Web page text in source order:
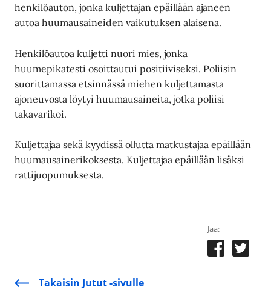
henkilöauton, jonka kuljettajan epäillään ajaneen
autoa huumausaineiden vaikutuksen alaisena.
Henkilöautoa kuljetti nuori mies, jonka
huumepikatesti osoittautui positiiviseksi. Poliisin
suorittamassa etsinnässä miehen kuljettamasta
ajoneuvosta löytyi huumausaineita, jotka poliisi
takavarikoi.
Kuljettajaa sekä kyydissä ollutta matkustajaa epäillään
huumausainerikoksesta. Kuljettajaa epäillään lisäksi
rattijuopumuksesta.
Jaa:
Takaisin Jutut -sivulle